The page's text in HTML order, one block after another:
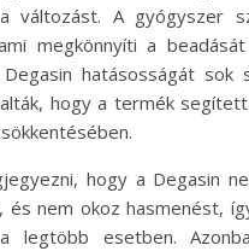
változást. A gyógyszer
megkönnyíti a
Degasin hatásosságát sok
hogy a termék
hogy a Degasin
és nem okoz hasmenést,
legtöbb esetben.